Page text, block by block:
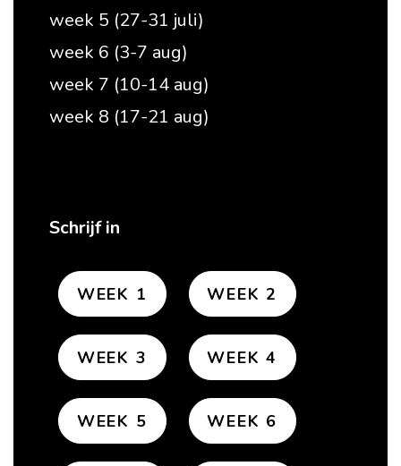
week 5 (27-31 juli)
week 6 (3-7 aug)
week 7 (10-14 aug)
week 8 (17-21 aug)
Schrijf in
WEEK 1 WEEK 2
WEEK 3 WEEK 4
WEEK 5 WEEK 6